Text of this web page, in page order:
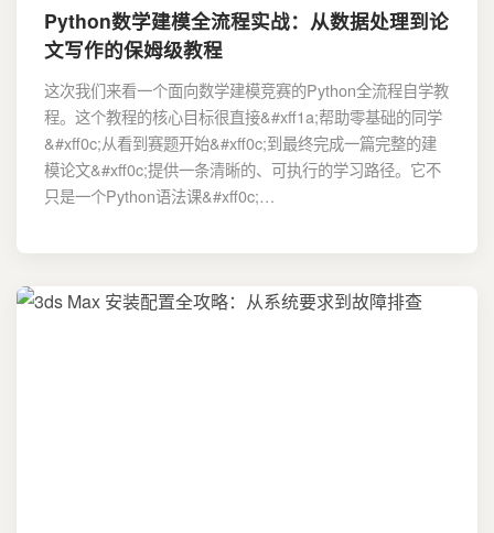
Python数学建模全流程实战：从数据处理到论
文写作的保姆级教程
这次我们来看一个面向数学建模竞赛的Python全流程自学教
程。这个教程的核心目标很直接&#xff1a;帮助零基础的同学
&#xff0c;从看到赛题开始&#xff0c;到最终完成一篇完整的建
模论文&#xff0c;提供一条清晰的、可执行的学习路径。它不
只是一个Python语法课&#xff0c;…